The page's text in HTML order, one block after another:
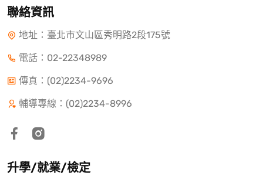
聯絡資訊
地址：臺北市文山區秀明路2段175號
電話： 02-22348989
傳真：(02)2234-9696
輔導專線：(02)2234-8996
升學/就業/檢定